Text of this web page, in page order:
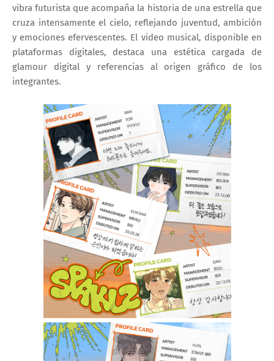
vibra futurista que acompaña la historia de una estrella que
cruza intensamente el cielo, reflejando juventud, ambición
y emociones efervescentes. El video musical, disponible en
plataformas digitales, destaca una estética cargada de
glamour digital y referencias al origen gráfico de los
integrantes.